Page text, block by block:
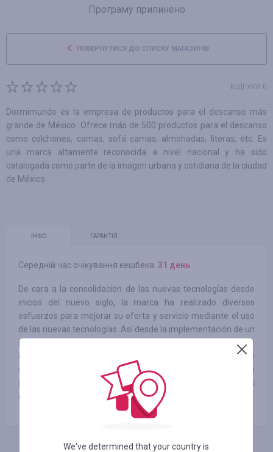
Програму припинено
ПОВЕРНУТИСЯ ДО СПИСКУ МАГАЗИНІВ
ВІДГУКИ 0
Dormimundo es la empresa de productos para el descanso más
grande de México. Ofrece más de 500 productos para el descanso
como colchones, camas, sofá camas, almohadas, literas, etc. Es
una marca altamente reconocida a nivel nacional y ha sido
catalogada como parte de la imagen urbana y cotidiana de la ciudad
de México.
ІНФО ГАРАНТІЯ
Середній час очікування кешбека: 31 день
De cara a la consolidación de las nuevas tecnologías desde
inicios del nuevo siglo, la marca ha realizado diversos
esfuerzos para mejorar su oferta y servicio mediante el uso
de las nuevas tecnologías. Así desde la implementación de un
software capaz de indicar a cada persona cuál es el mejor
colchón para satisfacer sus necesidades hasta la apertura de
su tienda en línea, en operaciones desde 2013, Dormimundo
se ha mantenido a la vanguardia para adaptarse a los
cambios del mercado.
We've determined that your country is